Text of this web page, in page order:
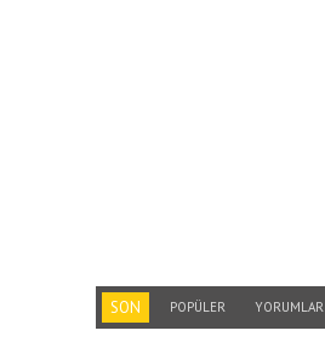
SON POPÜLER YORUMLAR